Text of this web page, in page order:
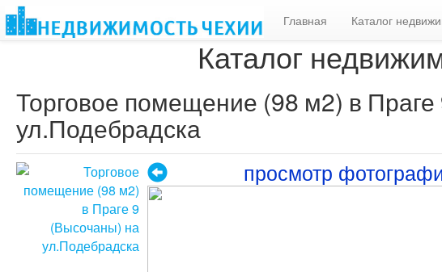
Главная Каталог
Каталог
Торговое помещение (98 м2) в
ул.Подебрадска
просмотр